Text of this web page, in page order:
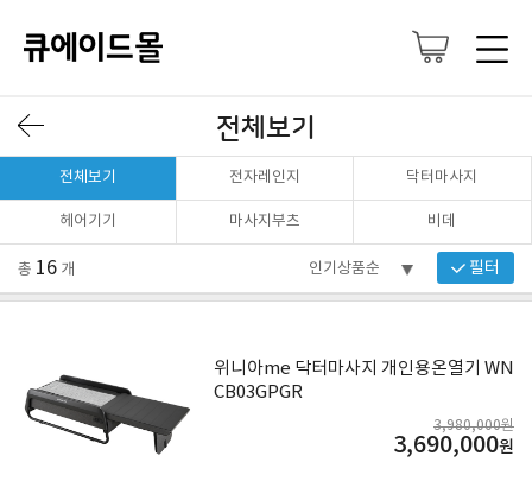
전체보기
전체보기 전자레인지 닥터마사지
헤어기기 마사지부츠 비데
총 16 개 필터
위니아me 닥터마사지 개인용온열기 WN
CB03GPGR
3,980,000원
3,690,000원